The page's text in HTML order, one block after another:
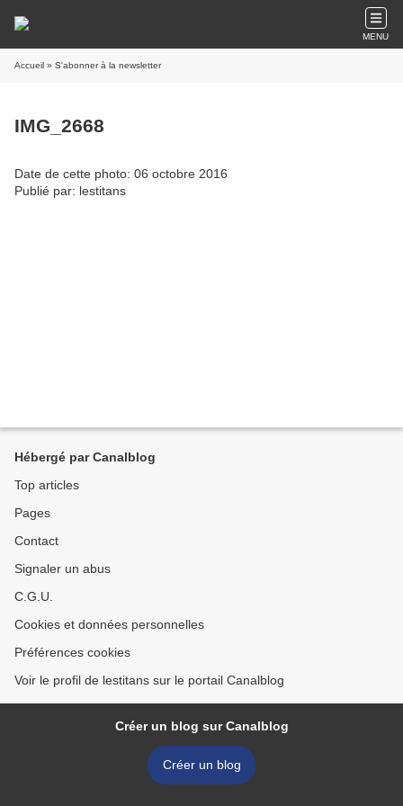
MENU
Accueil » S'abonner à la newsletter
IMG_2668
Date de cette photo: 06 octobre 2016
Publié par: lestitans
Hébergé par Canalblog
Top articles
Pages
Contact
Signaler un abus
C.G.U.
Cookies et données personnelles
Préférences cookies
Voir le profil de lestitans sur le portail Canalblog
Créer un blog sur Canalblog
Créer un blog